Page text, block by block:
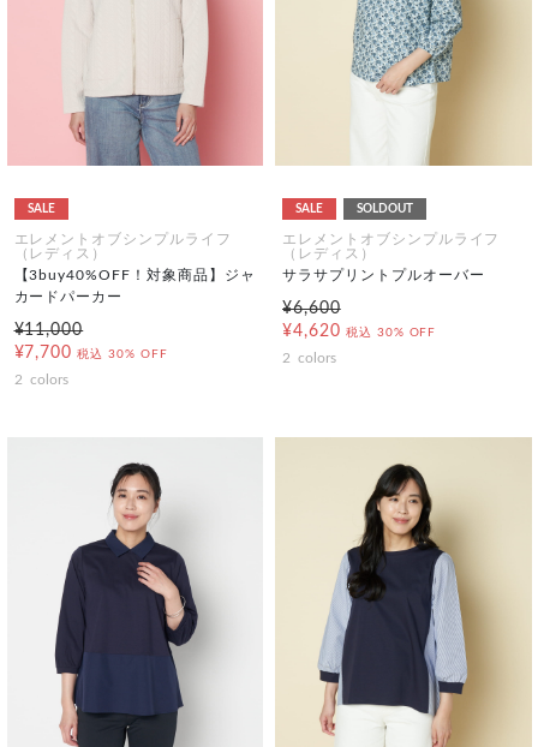
SALE
エレメントオブシンプルライフ
（レディス）
【3buy40%OFF！対象商品】ジャ
カードパーカー
¥11,000
¥7,700 税込 30% OFF
2 colors
SALE SOLDOUT
エレメントオブシンプルライフ
（レディス）
サラサプリントプルオーバー
¥6,600
¥4,620 税込 30% OFF
2 colors